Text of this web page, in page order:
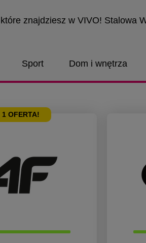
znajdziesz w VIVO! Stalowa
Sport Dom i wnętrza
1 OFERTA!